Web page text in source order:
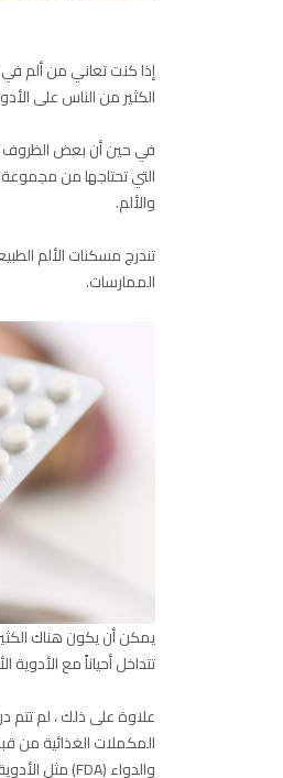
إذا كنت تعاني من ألم في
الكثير من الناس على
التي تحتاجها من مجموعة
والألم.
تندرج مسكنات الألم
الممارسات.
يمكن أن يكون هناك
تتداخل أحياناً مع الأدوية
علاوة على ذلك ، لم تتم
المكملات الغذائية من
والدواء (FDA) مثل الأدوية.